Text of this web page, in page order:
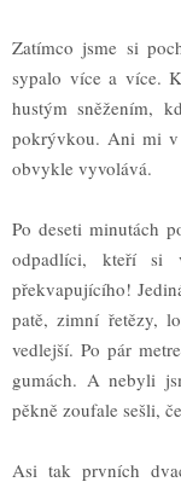
Zatímco jsme si
sypalo více a více.
hustým sněžením,
pokrývkou. Ani mi
obvykle vyvolává.
Po deseti minutách
odpadlíci, kteří si
překvapujícího!
patě, zimní řetězy,
vedlejší. Po pár
gumách. A nebyli
pěkně zoufale sešli, č
Asi tak prvních